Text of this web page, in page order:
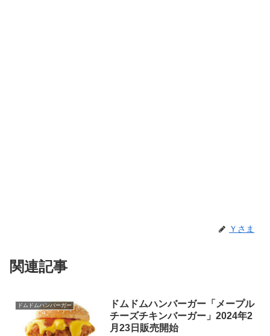
Ｙさま
関連記事
ドムドムハンバーガー
ドムドムハンバーガー「メープル
チーズチキンバーガー」2024年2
月23日販売開始